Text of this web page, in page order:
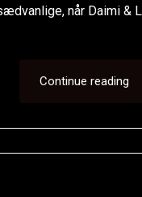
når Daimi &
Continue reading